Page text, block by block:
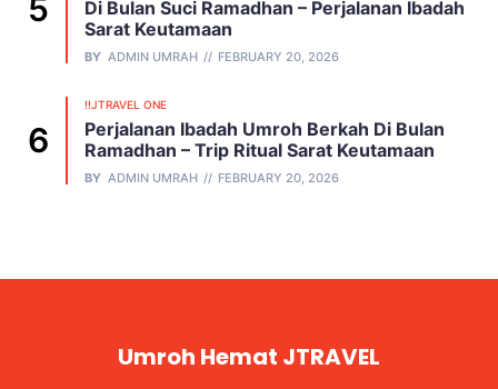
Di Bulan Suci Ramadhan – Perjalanan Ibadah
Sarat Keutamaan
BY ADMIN UMRAH FEBRUARY 20, 2026
!!JTRAVEL ONE
Perjalanan Ibadah Umroh Berkah Di Bulan
Ramadhan – Trip Ritual Sarat Keutamaan
BY ADMIN UMRAH FEBRUARY 20, 2026
Umroh Hemat JTRAVEL